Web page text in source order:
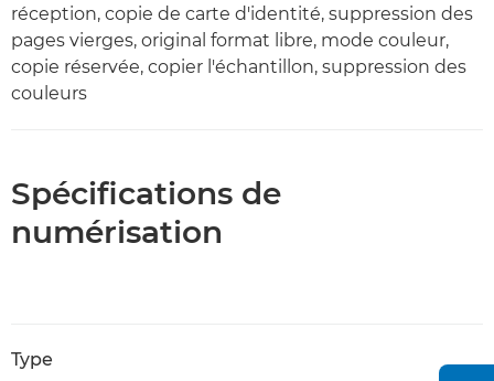
réception, copie de carte d'identité, suppression des
pages vierges, original format libre, mode couleur,
copie réservée, copier l'échantillon, suppression des
couleurs
Spécifications de
numérisation
Type